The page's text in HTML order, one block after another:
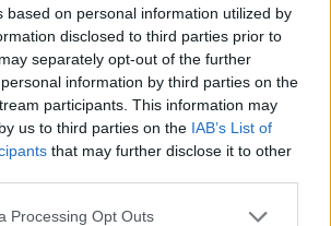
based on personal information utilized by
disclosed to third parties prior to
separately opt-out of the further
information by third parties on the
participants. This information may
us to third parties on the IAB’s List of
that may further disclose it to other
website/app uses one or more Google
Processing Opt Outs
Twitter
Reddit